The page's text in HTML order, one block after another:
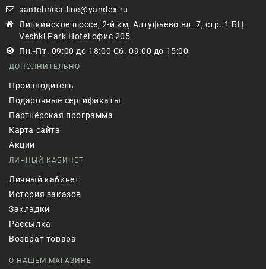
santehnika-line@yandex.ru
Липкинское шоссе, 2-й км, Алтуфьево вл. 7, стр. 1 БЦ
Veshki Park Hotel офис 205
Пн.-Пт. 09:00 до 18:00 Сб. 09:00 до 15:00
ДОПОЛНИТЕЛЬНО
Производитель
Подарочные сертификаты
Партнёрская программа
Карта сайта
Акции
ЛИЧНЫЙ КАБИНЕТ
Личный кабинет
История заказов
Закладки
Рассылка
Возврат товара
О НАШЕМ МАГАЗИНЕ